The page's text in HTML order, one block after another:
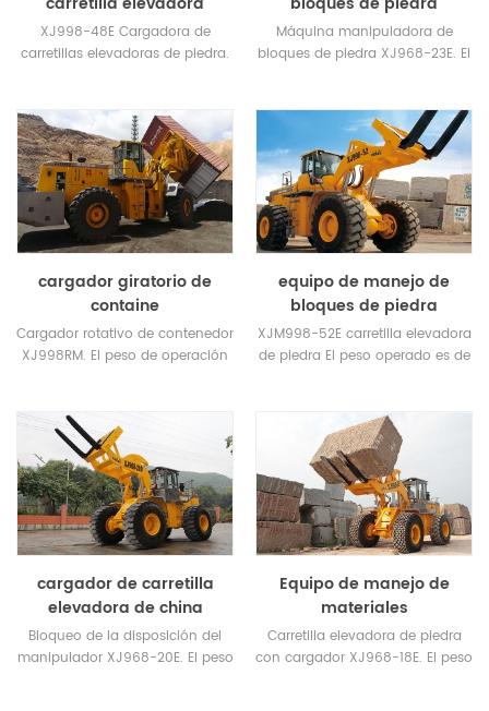
XJ998-48E Cargadora de
carretillas elevadoras de piedra.
Neumáticos de alambre de
acero ADVANCE de tres estrellas
y alta resistencia 29.5R29.
Máquina manipuladora de
bloques de piedra XJ968-23E. El
de 23 toneladas, la altura de
elevación máxima alcanza los
2,2 m.
cargador giratorio de
containe
Cargador rotativo de contenedor
XJ998RM. El peso de operación
equipo de manejo de
bloques de piedra
XJM998-52E carretilla elevadora
de piedra El peso operado es de
cargador de carretilla
elevadora de china
Bloqueo de la disposición del
manipulador XJ968-20E. El peso
Equipo de manejo de
materiales
Carretilla elevadora de piedra
con cargador XJ968-18E. El peso